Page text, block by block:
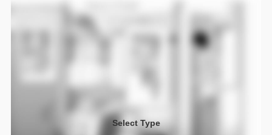
Select Type